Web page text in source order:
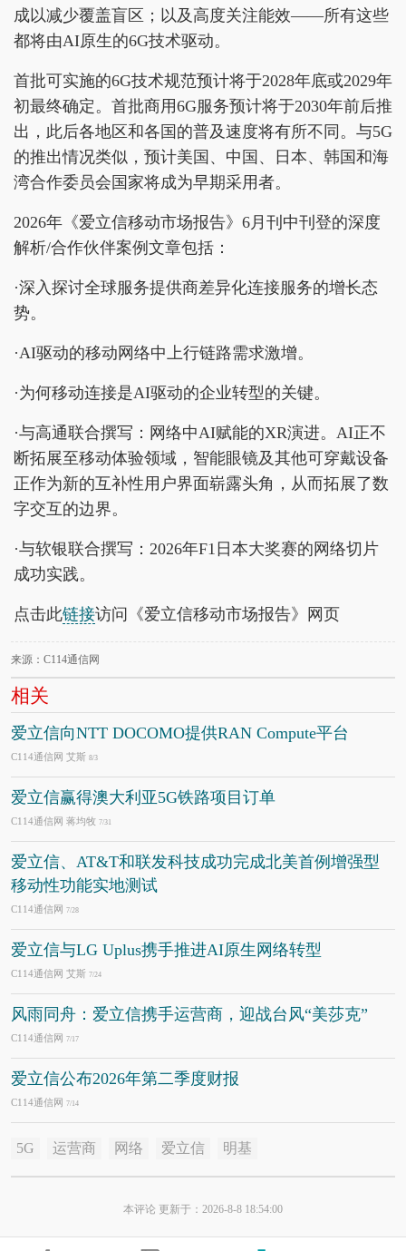
成以减少覆盖盲区；以及高度关注能效——所有这些
都将由AI原生的6G技术驱动。
首批可实施的6G技术规范预计将于2028年底或2029年
初最终确定。首批商用6G服务预计将于2030年前后推
出，此后各地区和各国的普及速度将有所不同。与5G
的推出情况类似，预计美国、中国、日本、韩国和海
湾合作委员会国家将成为早期采用者。
2026年《爱立信移动市场报告》6月刊中刊登的深度
解析/合作伙伴案例文章包括：
·深入探讨全球服务提供商差异化连接服务的增长态
势。
·AI驱动的移动网络中上行链路需求激增。
·为何移动连接是AI驱动的企业转型的关键。
·与高通联合撰写：网络中AI赋能的XR演进。AI正不
断拓展至移动体验领域，智能眼镜及其他可穿戴设备
正作为新的互补性用户界面崭露头角，从而拓展了数
字交互的边界。
·与软银联合撰写：2026年F1日本大奖赛的网络切片
成功实践。
点击此链接访问《爱立信移动市场报告》网页
来源：C114通信网
相关
爱立信向NTT DOCOMO提供RAN Compute平台
C114通信网 艾斯 8/3
爱立信赢得澳大利亚5G铁路项目订单
C114通信网 蒋均牧 7/31
爱立信、AT&T和联发科技成功完成北美首例增强型
移动性功能实地测试
C114通信网 7/28
爱立信与LG Uplus携手推进AI原生网络转型
C114通信网 艾斯 7/24
风雨同舟：爱立信携手运营商，迎战台风“美莎克”
C114通信网 7/17
爱立信公布2026年第二季度财报
C114通信网 7/14
5G 运营商 网络 爱立信 明基
本评论 更新于：2026-8-8 18:54:00